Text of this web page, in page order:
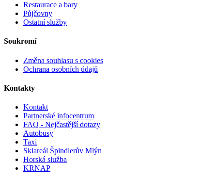
Restaurace a bary
Půjčovny
Ostatní služby
Soukromí
Změna souhlasu s cookies
Ochrana osobních údajů
Kontakty
Kontakt
Partnerské infocentrum
FAQ - Nejčastější dotazy
Autobusy
Taxi
Skiareál Špindlerův Mlýn
Horská služba
KRNAP